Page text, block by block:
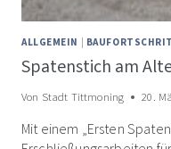
ALLGEMEIN |
Spatenstich am
Von Stadt Tittmoning 20.
Mit einem „Ersten